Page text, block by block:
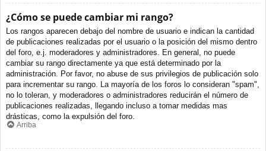
¿Cómo se puede cambiar mi rango?
Los rangos aparecen debajo del nombre de usuario e indican la cantidad
de publicaciones realizadas por el usuario o la posición del mismo dentro
del foro, e.j. moderadores y administradores. En general, no puede
cambiar su rango directamente ya que está determinado por la
administración. Por favor, no abuse de sus privilegios de publicación solo
para incrementar su rango. La mayoría de los foros lo consideran "spam",
no lo toleran, y moderadores o administradores reducirán el número de
publicaciones realizadas, llegando incluso a tomar medidas mas
drásticas, como la expulsión del foro.
Arriba